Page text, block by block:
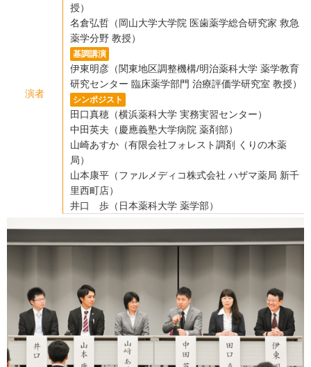
演者
授）
名倉弘哲（岡山大学大学院 医歯薬学総合研究家 救急
薬学分野 教授）
基調講演
伊東明彦（関東地区調整機構/明治薬科大学 薬学教育
研究センター 臨床薬学部門 治療評価学研究室 教授）
シンポジスト
田口真穂（横浜薬科大学 実務実習センター）
中田英夫（慶應義塾大学病院 薬剤部）
山崎あすか（有限会社フォレスト調剤 くりの木薬
局）
山本康平（ファルメディコ株式会社 ハザマ薬局 新千
里西町店）
井口 歩（日本薬科大学 薬学部）